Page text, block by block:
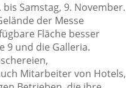
Samstag, 9. November.
der Messe
Fläche besser
9 und die Galleria.
Mitarbeiter von Hotels,